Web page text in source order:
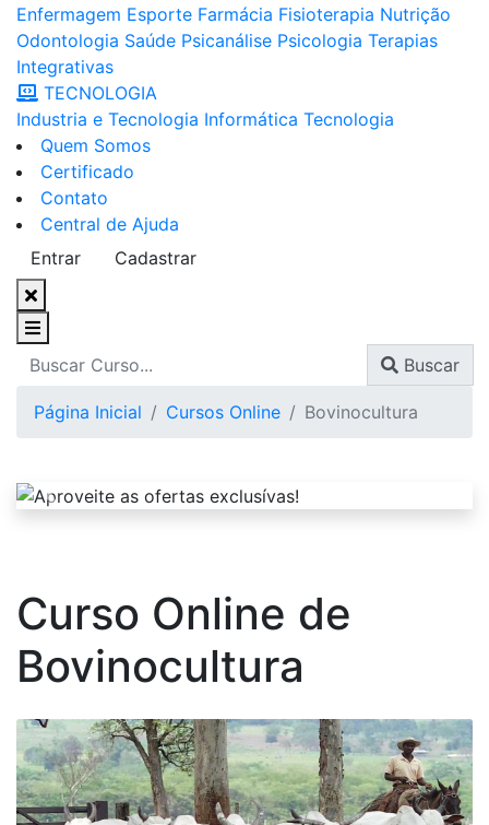
Enfermagem Esporte Farmácia Fisioterapia Nutrição
Odontologia Saúde Psicanálise Psicologia Terapias
Integrativas
TECNOLOGIA
Industria e Tecnologia Informática Tecnologia
Quem Somos
Certificado
Contato
Central de Ajuda
Entrar
Cadastrar
Buscar
Página Inicial Cursos Online Bovinocultura
Curso Online de
Bovinocultura